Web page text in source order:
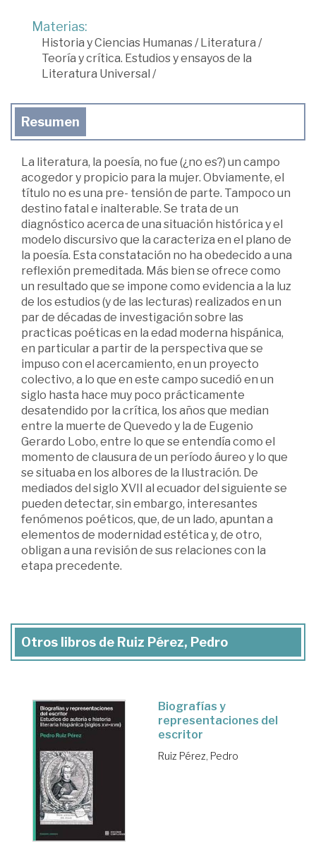
Materias:
Historia y Ciencias Humanas/ Literatura /
Teoría y crítica. Estudios y ensayos de la
Literatura Universal /
Resumen
La literatura, la poesía, no fue (¿no es?) un campo
acogedor y propicio para la mujer. Obviamente, el
título no es una pre- tensión de parte. Tampoco un
destino fatal e inalterable. Se trata de un
diagnóstico acerca de una situación histórica y el
modelo discursivo que la caracteriza en el plano de
la poesía. Esta constatación no ha obedecido a una
reflexión premeditada. Más bien se ofrece como
un resultado que se impone como evidencia a la luz
de los estudios (y de las lecturas) realizados en un
par de décadas de investigación sobre las
practicas poéticas en la edad moderna hispánica,
en particular a partir de la perspectiva que se
impuso con el acercamiento, en un proyecto
colectivo, a lo que en este campo sucedió en un
siglo hasta hace muy poco prácticamente
desatendido por la crítica, los años que median
entre la muerte de Quevedo y la de Eugenio
Gerardo Lobo, entre lo que se entendía como el
momento de clausura de un período áureo y lo que
se situaba en los albores de la Ilustración. De
mediados del siglo XVII al ecuador del siguiente se
pueden detectar, sin embargo, interesantes
fenómenos poéticos, que, de un lado, apuntan a
elementos de modernidad estética y, de otro,
obligan a una revisión de sus relaciones con la
etapa precedente.
Otros libros de Ruiz Pérez, Pedro
Biografías y
representaciones del
escritor
Ruiz Pérez, Pedro